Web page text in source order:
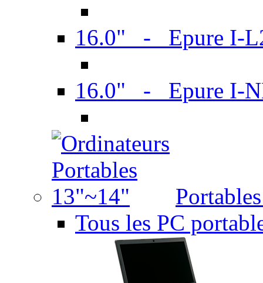
16.0" - Epure I-
16.0" - Epure I-
Tous les PC